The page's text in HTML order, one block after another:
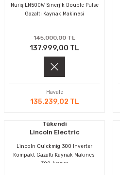
Nuriş LN500W Sinerjik Double Pulse
Gazaltı Kaynak Makinesi
145.000,00 TL
137.999,00 TL
Havale
135.239,02 TL
Tükendi
Lincoln Electric
Lincoln Quickmig 300 Inverter
Kompakt Gazaltı Kaynak Makinesi
300 Amper